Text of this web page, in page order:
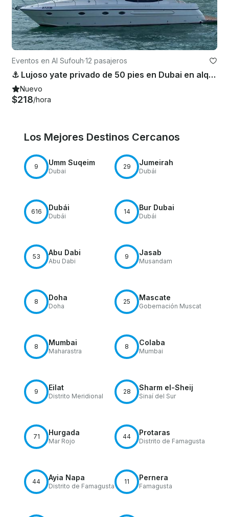
Eventos en Al Sufouh·12 pasajeros
⚓️ Lujoso yate privado de 50 pies en Dubai en alquiler
Nuevo
$218/hora
Los Mejores Destinos Cercanos
9 Umm Suqeim
Dubai
29 Jumeirah
Dubái
616 Dubái
Dubái
14 Bur Dubai
Dubái
53 Abu Dabi
Abu Dabi
9 Jasab
Musandam
8 Doha
Doha
25 Mascate
Gobernación Muscat
8 Mumbai
Maharastra
8 Colaba
Mumbai
9 Eilat
Distrito Meridional
28 Sharm el-Sheij
Sinaí del Sur
71 Hurgada
Mar Rojo
44 Protaras
Distrito de Famagusta
44 Ayia Napa
Distrito de Famagusta
11 Pernera
Famagusta